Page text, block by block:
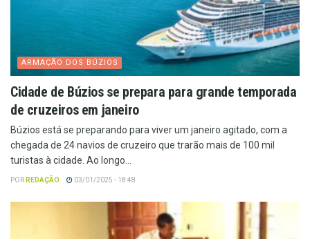
ARMAÇÃO DOS BÚZIOS
Cidade de Búzios se prepara para grande temporada
de cruzeiros em janeiro
Búzios está se preparando para viver um janeiro agitado, com a
chegada de 24 navios de cruzeiro que trarão mais de 100 mil
turistas à cidade. Ao longo...
POR REDAÇÃO 03/01/2025 - 18:48